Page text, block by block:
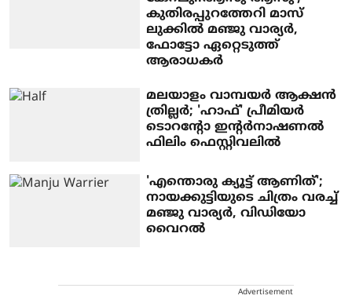
കുതിരപ്പുറത്തേറി മാസ്
ലുക്കിൽ മഞ്ജു വാര്യർ,
ഫോട്ടോ ഏറ്റെടുത്ത്
ആരാധകർ
മലയാളം വാമ്പയർ ആക്ഷൻ
ത്രില്ലർ; 'ഹാഫ്' പ്രീമിയർ
ടൊറന്റോ ഇന്റർനാഷണൽ
ഫിലിം ഫെസ്റ്റിവലിൽ
'എന്തൊരു ക്യൂട്ട് ആണിത്';
നായക്കുട്ടിയുടെ ചിത്രം വരച്ച്
മഞ്ജു വാര്യർ, വിഡിയോ
വൈറൽ
Advertisement